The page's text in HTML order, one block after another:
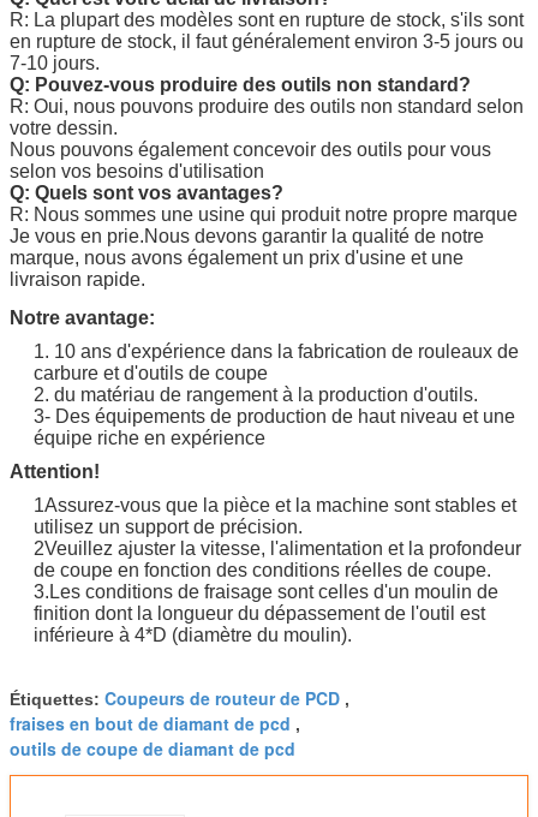
R: La plupart des modèles sont en rupture de stock, s'ils sont
en rupture de stock, il faut généralement environ 3-5 jours ou
7-10 jours.
Q: Pouvez-vous produire des outils non standard?
R: Oui, nous pouvons produire des outils non standard selon
votre dessin.
Nous pouvons également concevoir des outils pour vous
selon vos besoins d'utilisation
Q: Quels sont vos avantages?
R: Nous sommes une usine qui produit notre propre marque
Je vous en prie.Nous devons garantir la qualité de notre
marque, nous avons également un prix d'usine et une
livraison rapide.
Notre avantage:
1. 10 ans d'expérience dans la fabrication de rouleaux de
carbure et d'outils de coupe
2. du matériau de rangement à la production d'outils.
3- Des équipements de production de haut niveau et une
équipe riche en expérience
Attention!
1Assurez-vous que la pièce et la machine sont stables et
utilisez un support de précision.
2Veuillez ajuster la vitesse, l'alimentation et la profondeur
de coupe en fonction des conditions réelles de coupe.
3.Les conditions de fraisage sont celles d'un moulin de
finition dont la longueur du dépassement de l'outil est
inférieure à 4*D (diamètre du moulin).
Étiquettes: Coupeurs de routeur de PCD ,
fraises en bout de diamant de pcd ,
outils de coupe de diamant de pcd